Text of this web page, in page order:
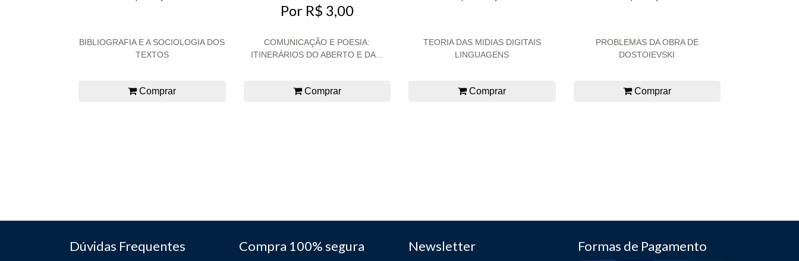
BIBLIOGRAFIA E A SOCIOLOGIA DOS
TEXTOS
Comprar
Por R$ 3,00
COMUNICAÇÃO E POESIA:
ITINERÁRIOS DO ABERTO E DA...
Comprar
TEORIA DAS MIDIAS DIGITAIS
LINGUAGENS
Comprar
PROBLEMAS DA OBRA DE
DOSTOIEVSKI
Comprar
Dúvidas Frequentes Compra 100% segura Newsletter Formas de Pagamento